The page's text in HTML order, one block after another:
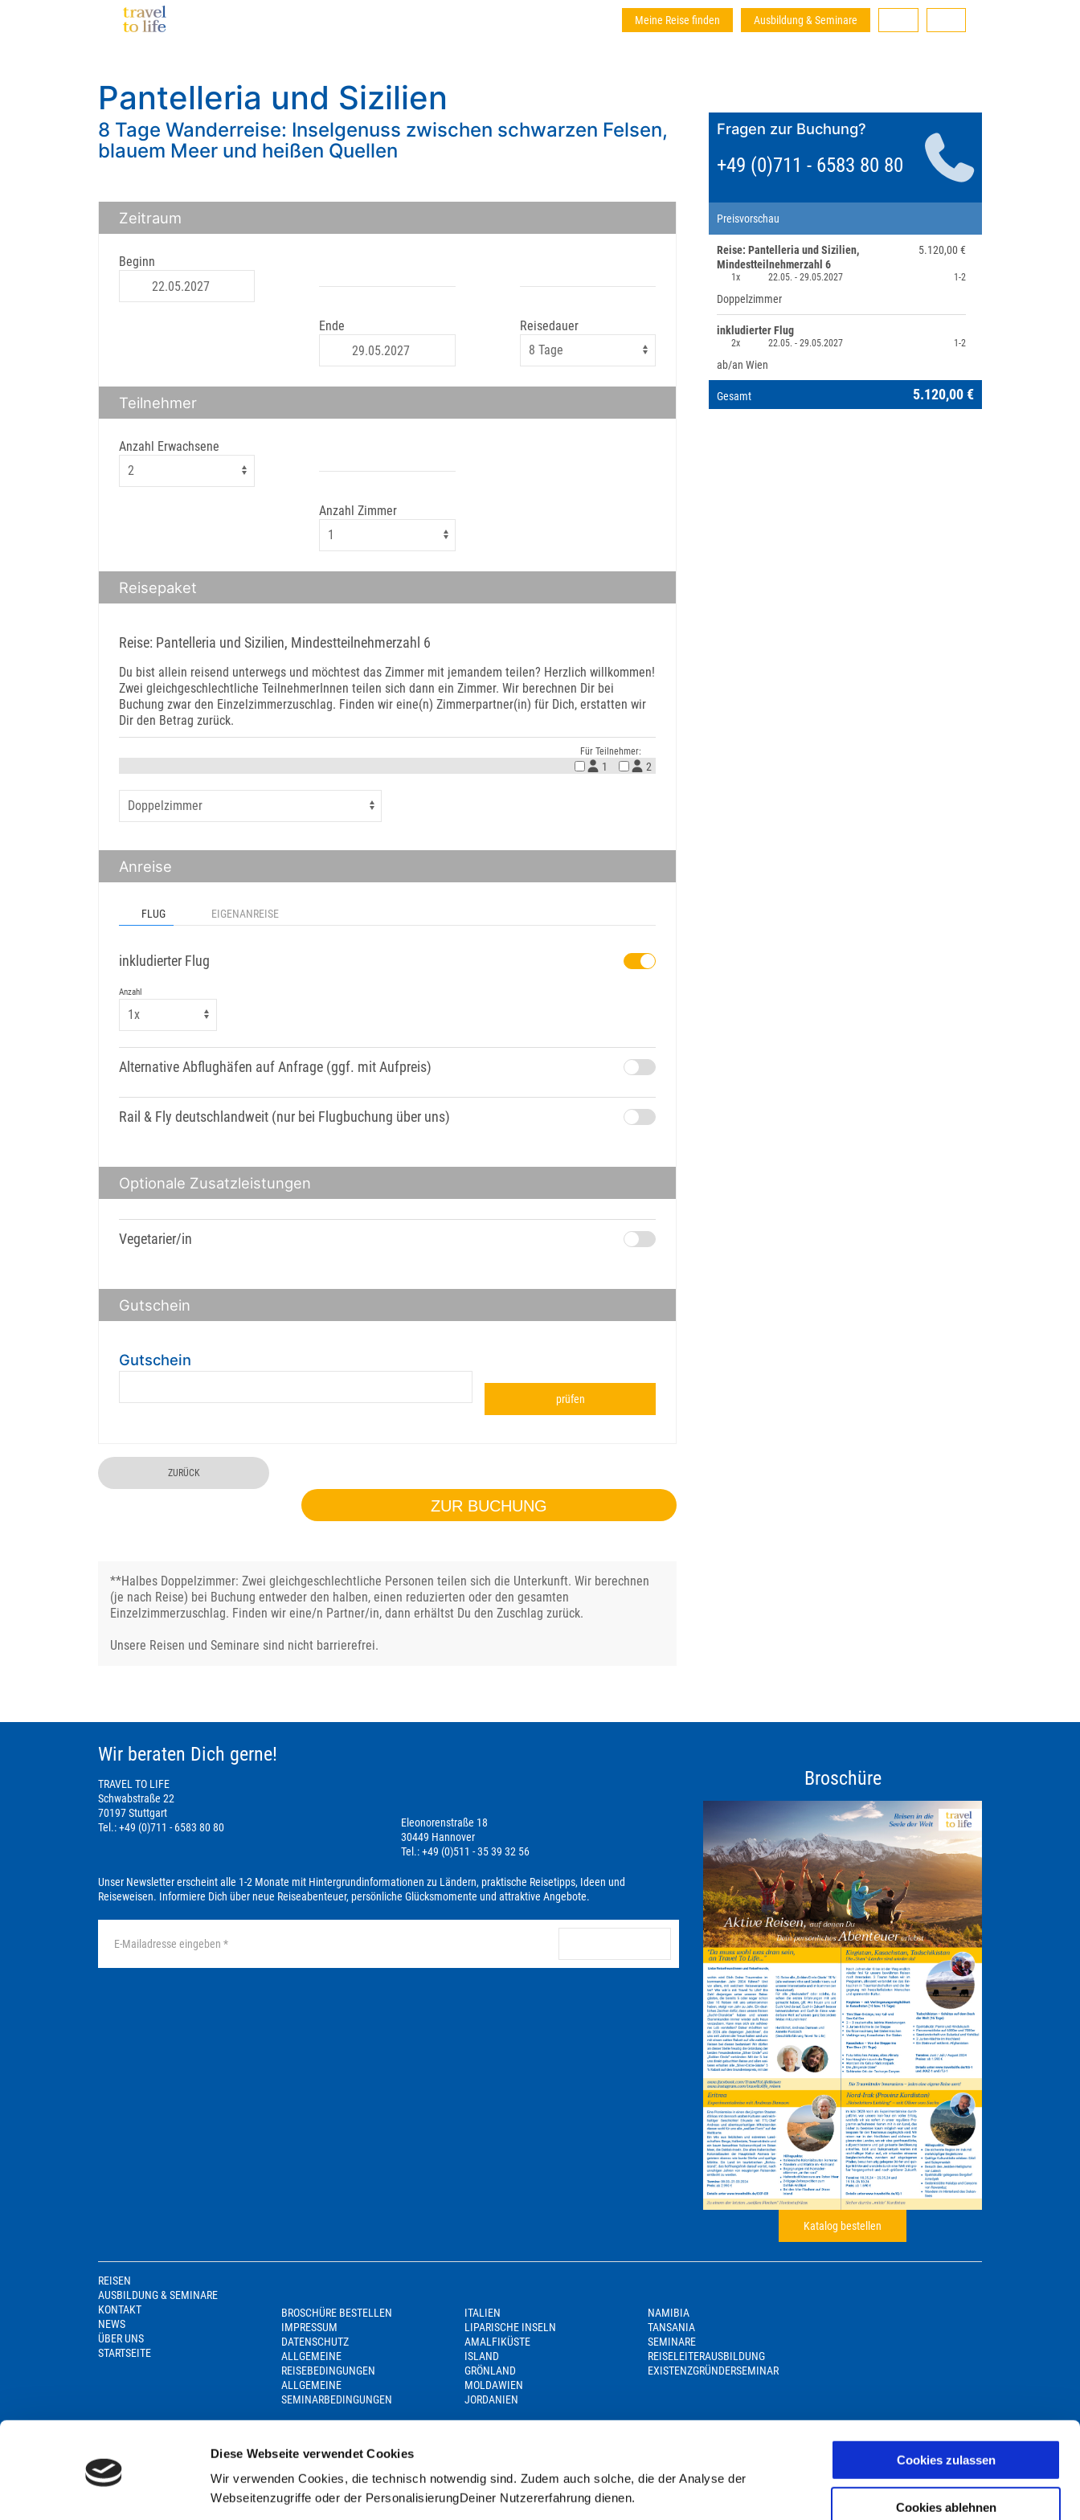
Diese Webseite verwendet Cookies
Wir verwenden Cookies, die technisch notwendig sind. Zudem auch solche, die der Analyse der
Webseitenzugriffe oder der PersonalisierungDeiner Nutzererfahrung dienen.
Cookies zulassen
Cookies ablehnen
Meine Reise finden Ausbildung & Seminare
Pantelleria und Sizilien
8 Tage Wanderreise: Inselgenuss zwischen schwarzen Felsen,
blauem Meer und heißen Quellen
Zeitraum
Beginn
Ende Reisedauer
Teilnehmer
Anzahl Erwachsene
Anzahl Zimmer
Reisepaket
Reise: Pantelleria und Sizilien, Mindestteilnehmerzahl 6
Du bist allein reisend unterwegs und möchtest das Zimmer mit jemandem teilen? Herzlich willkommen!
Zwei gleichgeschlechtliche TeilnehmerInnen teilen sich dann ein Zimmer. Wir berechnen Dir bei
Buchung zwar den Einzelzimmerzuschlag. Finden wir eine(n) Zimmerpartner(in) für Dich, erstatten wir
Dir den Betrag zurück.
Für Teilnehmer:
1 2
Anreise
FLUG EIGENANREISE
inkludierter Flug
Anzahl
Alternative Abflughäfen auf Anfrage (ggf. mit Aufpreis)
Rail & Fly deutschlandweit (nur bei Flugbuchung über uns)
Optionale Zusatzleistungen
Vegetarier/in
Gutschein
Gutschein
prüfen
ZURÜCK
ZUR BUCHUNG
**Halbes Doppelzimmer: Zwei gleichgeschlechtliche Personen teilen sich die Unterkunft. Wir berechnen
(je nach Reise) bei Buchung entweder den halben, einen reduzierten oder den gesamten
Einzelzimmerzuschlag. Finden wir eine/n Partner/in, dann erhältst Du den Zuschlag zurück.
Unsere Reisen und Seminare sind nicht barrierefrei.
Fragen zur Buchung?
+49 (0)711 - 6583 80 80
Preisvorschau
5.120,00 €
Reise: Pantelleria und Sizilien,
Mindestteilnehmerzahl 6
1x 22.05. -29.05.2027 1-2
Doppelzimmer
inkludierter Flug
2x 22.05. -29.05.2027 1-2
ab/an Wien
Gesamt 5.120,00 €
Wir beraten Dich gerne!
TRAVEL TO LIFE
Schwabstraße 22
70197 Stuttgart
Tel.: +49 (0)711 - 6583 80 80
Eleonorenstraße 18
30449 Hannover
Tel.: +49 (0)511 - 35 39 32 56
Unser Newsletter erscheint alle 1-2 Monate mit Hintergrundinformationen zu Ländern, praktische Reisetipps, Ideen und
Reiseweisen. Informiere Dich über neue Reiseabenteuer, persönliche Glücksmomente und attraktive Angebote.
Broschüre
Katalog bestellen
REISEN
AUSBILDUNG & SEMINARE
KONTAKT
NEWS
ÜBER UNS
STARTSEITE
BROSCHÜRE BESTELLEN
IMPRESSUM
DATENSCHUTZ
ALLGEMEINE
REISEBEDINGUNGEN
ALLGEMEINE
SEMINARBEDINGUNGEN
ITALIEN
LIPARISCHE INSELN
AMALFIKÜSTE
ISLAND
GRÖNLAND
MOLDAWIEN
JORDANIEN
NAMIBIA
TANSANIA
SEMINARE
REISELEITERAUSBILDUNG
EXISTENZGRÜNDERSEMINAR